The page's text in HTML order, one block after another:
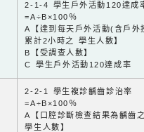
2-1-4 學生戶外活動120達成
=A÷B×100％
A【達到每天戶外活動(含戶外
累計2小時之 學生人數】
B【受調查人數】
C 學生戶外活動120達成率
2-2-1 學生複診齲齒診治率
=A÷B×100％
A【口腔診斷檢查結果為齲齒
學生人數】